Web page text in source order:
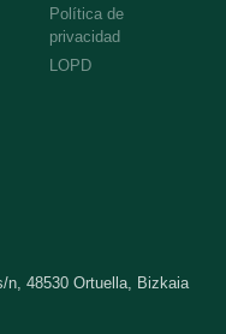
Política de
privacidad
LOPD
n, 48530 Ortuella, Bizkaia